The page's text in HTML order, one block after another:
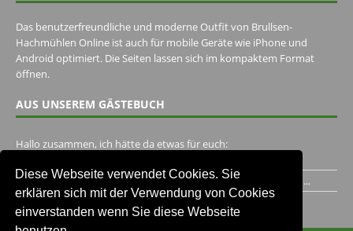
Diese Webseite verwendet Cookies. Sie
erklären sich mit der Verwendung von Cookies
einverstanden wenn Sie diese Webseite
Das benutzerfreundliche und moderne Outfit von Brullsen-
Hachmühlen Online ist auch für mobile Geräte wie iPhone und
Android optimiert. Die Seiten lassen sich im kompaktem Format
öffnen.
AUS UNSEREM GÄSTEBUCH
Hallo zusammen, ich hätte da etwas für euch:
Ich habe ein Jahr im Gasthaus Hugo Pape verbracht..Habe ihn...
Unser Gästebuch besuchen